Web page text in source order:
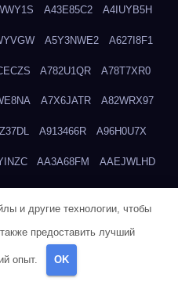
A43E85C2 A4IUYB5H
A5Y3NWE2 A627I8F1
A782U1QR A78T7XR0
A7X6JATR A82WRX97
A913466R A96H0U7X
AA3A68FM AAEJWLHD
ADOE3V3Y
и другие технологии, чтобы
предоставить лучший
опыт. OK